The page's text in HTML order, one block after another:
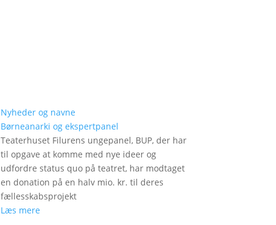
Nyheder og navne
Børneanarki og ekspertpanel
Teaterhuset Filurens ungepanel, BUP, der har
til opgave at komme med nye ideer og
udfordre status quo på teatret, har modtaget
en donation på en halv mio. kr. til deres
fællesskabsprojekt
Læs mere